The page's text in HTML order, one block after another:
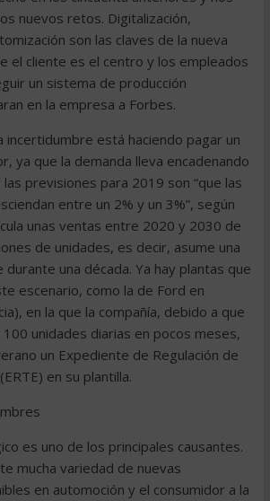
nuevos retos. Digitalización,
son las claves de la nueva
el cliente es el centro y los empleados
un sistema de producción
en la empresa a Forbes.
incertidumbre está haciendo pagar un
ya que la demanda lleva encadenando
previsiones para 2019 son “que las
entre un 2% y un 3%”, según
unas ventas entre 2020 y 2030 de
de unidades, es decir, asume una
una década. Ya hay plantas que
escenario, como la de Ford en
en la que la compañía, debido a que
unidades diarias en pocos meses,
un Expediente de Regulación de
en su plantilla.
es uno de los principales causantes.
mucha variedad de nuevas
en automoción y el consumidor a la